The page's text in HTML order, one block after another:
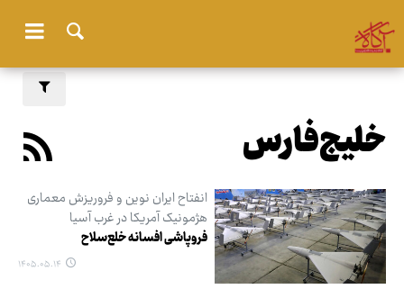
خلیج‌فارس
انفتاح ایران نوین و فروریزش معماری
هژمونیک آمریکا در غرب آسیا
فروپاشی افسانه خلع‌سلاح
۱۴۰۵.۰۵.۱۴